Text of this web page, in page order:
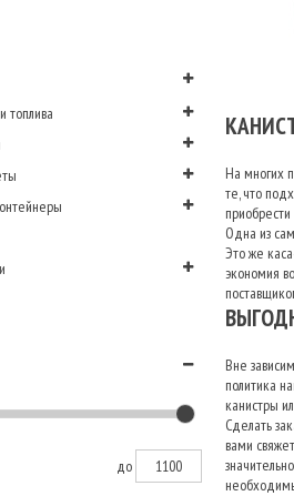
топлива
до
На многих
те, что
Одна из
Это же
экономия
Вне
политика
канистры
Сделать
вами